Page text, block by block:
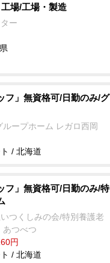
場/工場・製造
ー
フ」無資格可/日勤のみ/グ
ループホーム レガロ西岡
/ 北海道
フ」無資格可/日勤のみ/特
つくしみの会/特別養護老
あつべつ
円
/ 北海道